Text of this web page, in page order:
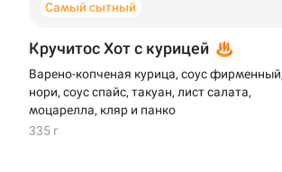
Самый сытный
Кручитос Хот с курицей
Варено-копченая курица, соус фирменный,
нори, соус спайс, такуан, лист салата,
моцарелла, кляр и панко
335 г